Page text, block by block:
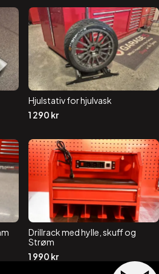
Hjulstativ for hjulvask
1 290 kr
Drillrack med hylle, skuff og
Strøm
1 990 kr